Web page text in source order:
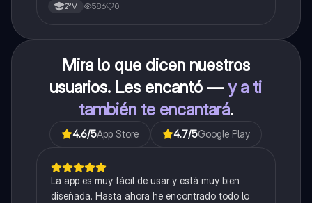
2°M 586 0
Mira lo que dicen nuestros
usuarios. Les encantó —y a ti
también te encantará.
4.6/5App Store 4.7/5Google Play
La app es muy fácil de usar y está muy bien
diseñada. Hasta ahora he encontrado todo lo